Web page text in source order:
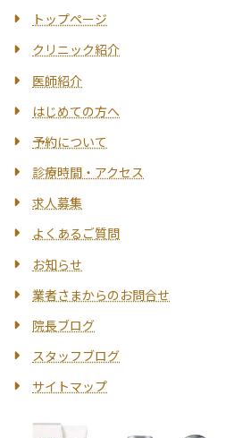
トップページ
クリニック紹介
医師紹介
はじめての方へ
予約について
診療時間・アクセス
求人募集
よくあるご質問
お知らせ
業者さまからのお問合せ
院長ブログ
スタッフブログ
サイトマップ